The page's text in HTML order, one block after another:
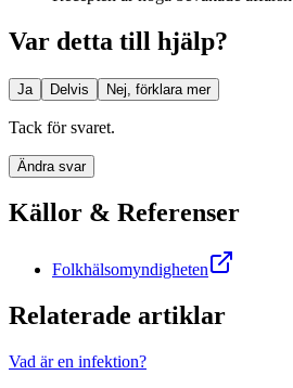
Var detta till hjälp?
Ja Delvis Nej, förklara mer
Tack för svaret.
Ändra svar
Källor & Referenser
Folkhälsomyndigheten
Relaterade artiklar
Vad är en infektion?